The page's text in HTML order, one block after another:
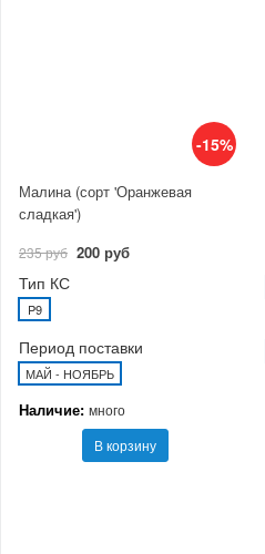
-15%
Малина (сорт 'Оранжевая
сладкая')
235 руб 200 руб
Тип КС
P9
Период поставки
МАЙ - НОЯБРЬ
Наличие: много
В корзину